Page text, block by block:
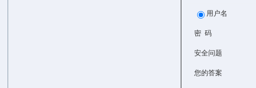
用户名
密 码
安全问题
您的答案